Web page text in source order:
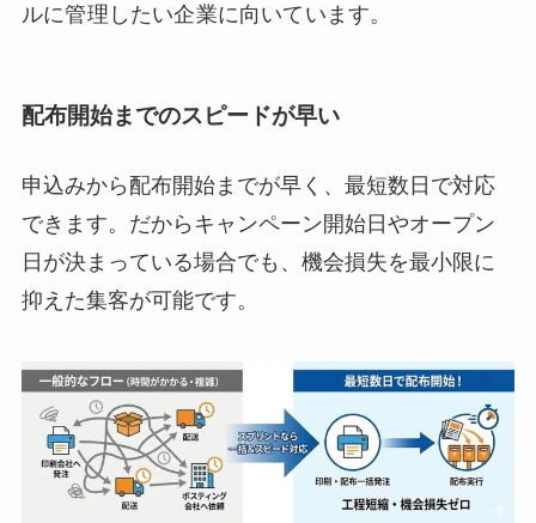
ルに管理したい企業に向いています。
配布開始までのスピードが早い
申込みから配布開始までが早く、最短数日で対応
できます。だからキャンペーン開始日やオープン
日が決まっている場合でも、機会損失を最小限に
抑えた集客が可能です。